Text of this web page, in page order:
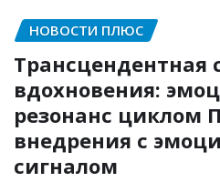
НОВОСТИ ПЛЮС
Трансцендентная
вдохновения:
резонанс циклом
внедрения с
сигналом